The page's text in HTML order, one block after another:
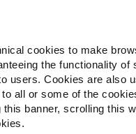
cookies to make
the functionality
users. Cookies are also
all or some of the
banner, scrolling this
Companion for Life
to your location.